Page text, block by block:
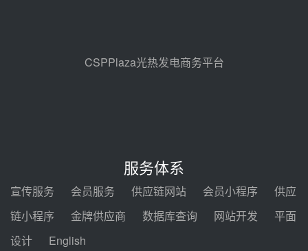
前天 08-04 09:27
目海南州香加#1储能工程EPC总承
包项目设备采购
河北金悦弘千中标重能新疆天山北
麓100MW光热发电项目用“碳钢、
CSPPlaza光热发电商务平台
服务体系
宣传服务 会员服务 供应链网站 会员小程序
供应
链小程序
金牌供应商 数据库查询 网站开发
平面
设计
English